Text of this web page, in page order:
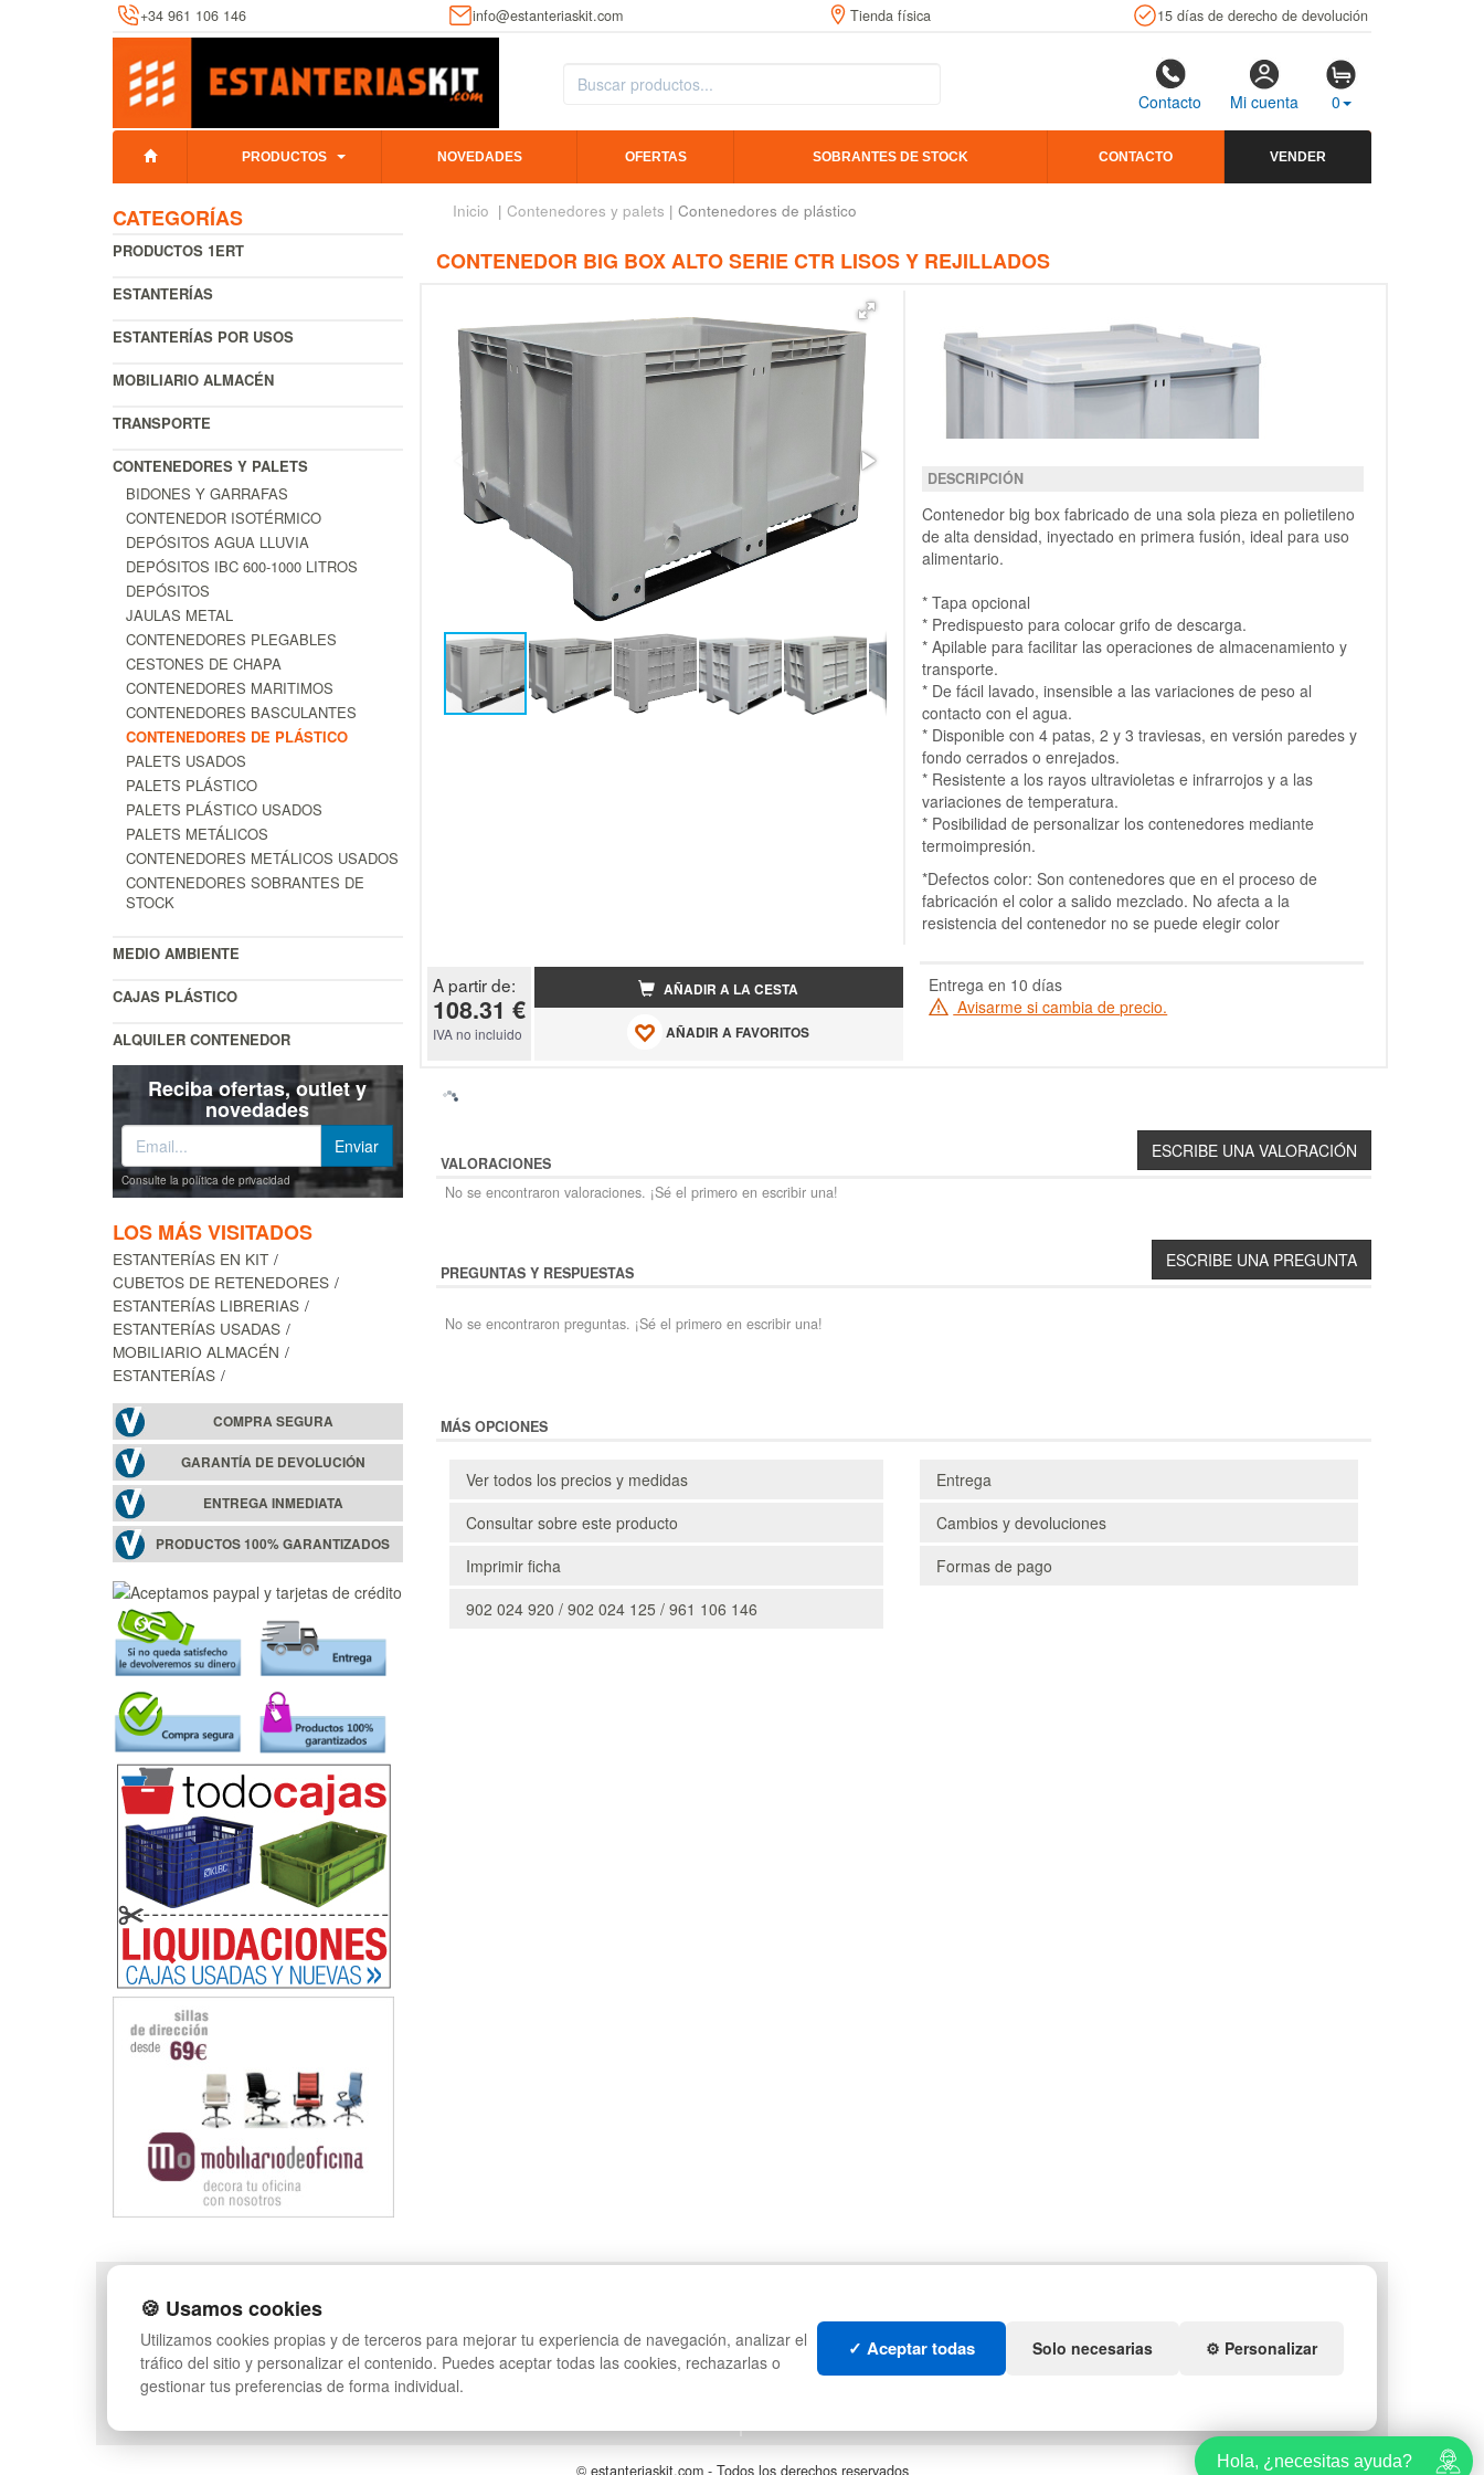
+34 961 106 146 info@estanteriaskit.com Tienda física 15 días de derecho de devolución
Contacto Mi cuenta 0
PRODUCTOS NOVEDADES OFERTAS SOBRANTES DE STOCK CONTACTO VENDER
CATEGORÍAS
PRODUCTOS 1ERT
ESTANTERÍAS
ESTANTERÍAS POR USOS
MOBILIARIO ALMACÉN
TRANSPORTE
CONTENEDORES Y PALETS
BIDONES Y GARRAFAS
CONTENEDOR ISOTÉRMICO
DEPÓSITOS AGUA LLUVIA
DEPÓSITOS IBC 600-1000 LITROS
DEPÓSITOS
JAULAS METAL
CONTENEDORES PLEGABLES
CESTONES DE CHAPA
CONTENEDORES MARITIMOS
CONTENEDORES BASCULANTES
CONTENEDORES DE PLÁSTICO
PALETS USADOS
PALETS PLÁSTICO
PALETS PLÁSTICO USADOS
PALETS METÁLICOS
CONTENEDORES METÁLICOS USADOS
CONTENEDORES SOBRANTES DE
STOCK
MEDIO AMBIENTE
CAJAS PLÁSTICO
ALQUILER CONTENEDOR
Reciba ofertas, outlet y
novedades
Consulte la política de privacidad
LOS MÁS VISITADOS
ESTANTERÍAS EN KIT
CUBETOS DE RETENEDORES
ESTANTERÍAS LIBRERIAS
ESTANTERÍAS USADAS
MOBILIARIO ALMACÉN
ESTANTERÍAS
COMPRA SEGURA
GARANTÍA DE DEVOLUCIÓN
ENTREGA INMEDIATA
PRODUCTOS 100% GARANTIZADOS
Inicio | Contenedores y palets | Contenedores de plástico
CONTENEDOR BIG BOX ALTO SERIE CTR LISOS Y REJILLADOS
DESCRIPCIÓN
Contenedor big box fabricado de una sola pieza en polietileno
de alta densidad, inyectado en primera fusión, ideal para uso
alimentario.
* Tapa opcional
* Predispuesto para colocar grifo de descarga.
* Apilable para facilitar las operaciones de almacenamiento y
transporte.
* De fácil lavado, insensible a las variaciones de peso al
contacto con el agua.
* Disponible con 4 patas, 2 y 3 traviesas, en versión paredes y
fondo cerrados o enrejados.
* Resistente a los rayos ultravioletas e infrarrojos y a las
variaciones de temperatura.
* Posibilidad de personalizar los contenedores mediante
termoimpresión.
*Defectos color: Son contenedores que en el proceso de
fabricación el color a salido mezclado. No afecta a la
resistencia del contenedor no se puede elegir color
A partir de:
108.31 €
IVA no incluido
AÑADIR A LA CESTA
AÑADIR A FAVORITOS
Entrega en 10 días
Avisarme si cambia de precio.
VALORACIONES
No se encontraron valoraciones. ¡Sé el primero en escribir una!
PREGUNTAS Y RESPUESTAS
No se encontraron preguntas. ¡Sé el primero en escribir una!
MÁS OPCIONES
Ver todos los precios y medidas
Consultar sobre este producto
Imprimir ficha
902 024 920 / 902 024 125 / 961 106 146
Entrega
Cambios y devoluciones
Formas de pago
POLÍTICA DE PRIVACIDAD
CONDICIONES DE USO
CAMBIOS Y
DEVOLUCIONES
CONTACTO
INGRESA A TU CUENTA
PALETS DE PLÁSTICO
MANUTENCIÓN
GESTIÓN DE RESIDUOS
CONTENEDORES DE
PLÁSTICO
LIQUIDACIÓN Y
MUEBLES CON PALETS
© estanteriaskit.com - Todos los derechos reservados
🍪 Usamos cookies
Utilizamos cookies propias y de terceros para mejorar tu experiencia de navegación, analizar el
tráfico del sitio y personalizar el contenido. Puedes aceptar todas las cookies, rechazarlas o
gestionar tus preferencias de forma individual.
✓ Aceptar todas Solo necesarias ⚙️ Personalizar
Hola, ¿necesitas ayuda?